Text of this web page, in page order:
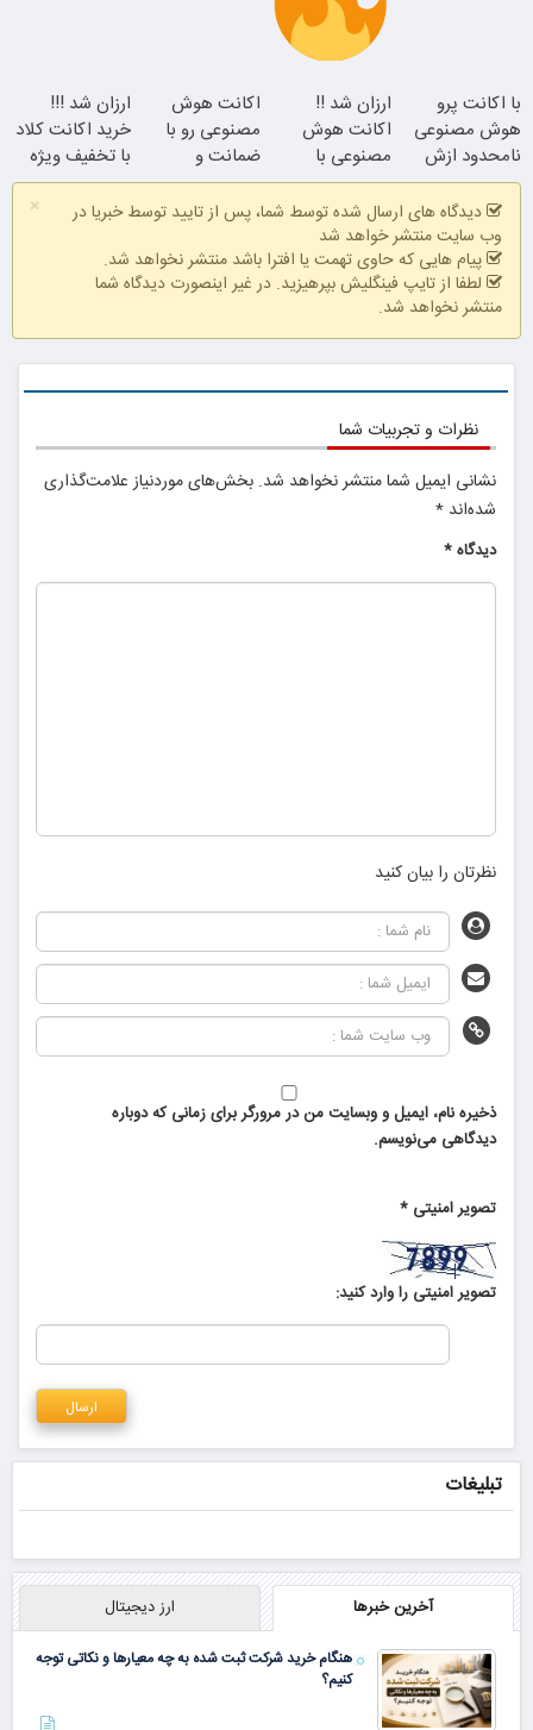
همین الان ببین
محدود!!!!
با اکانت پرو
هوش مصنوعی
نامحدود ازش
استفاده کن ؛
دریافت کد
تخفیف
ارزان شد !!
اکانت هوش
مصنوعی با
تخفیف ویژه!
اکانت هوش
مصنوعی رو با
ضمانت و
تخفیف بگیر !!
کدتخفیف
ارزان شد !!!
خرید اکانت کلاد
با تخفیف ویژه
×
دیدگاه های ارسال شده توسط شما، پس از تایید توسط خبریا در
وب سایت منتشر خواهد شد
پیام هایی که حاوی تهمت یا افترا باشد منتشر نخواهد شد.
لطفا از تایپ فینگلیش بپرهیزید. در غیر اینصورت دیدگاه شما
منتشر نخواهد شد.
نظرات و تجربیات شما
نشانی ایمیل شما منتشر نخواهد شد. بخش‌های موردنیاز علامت‌گذاری
شده‌اند *
دیدگاه*
نظرتان را بیان کنید
ذخیره نام، ایمیل و وبسایت من در مرورگر برای زمانی که دوباره
دیدگاهی می‌نویسم.
تصویر امنیتی *
تصویر امنیتی را وارد کنید:
تبلیغات
آخرین خبرها ارز دیجیتال
هنگام خرید شرکت ثبت شده به چه معیارها و نکاتی توجه
کنیم؟